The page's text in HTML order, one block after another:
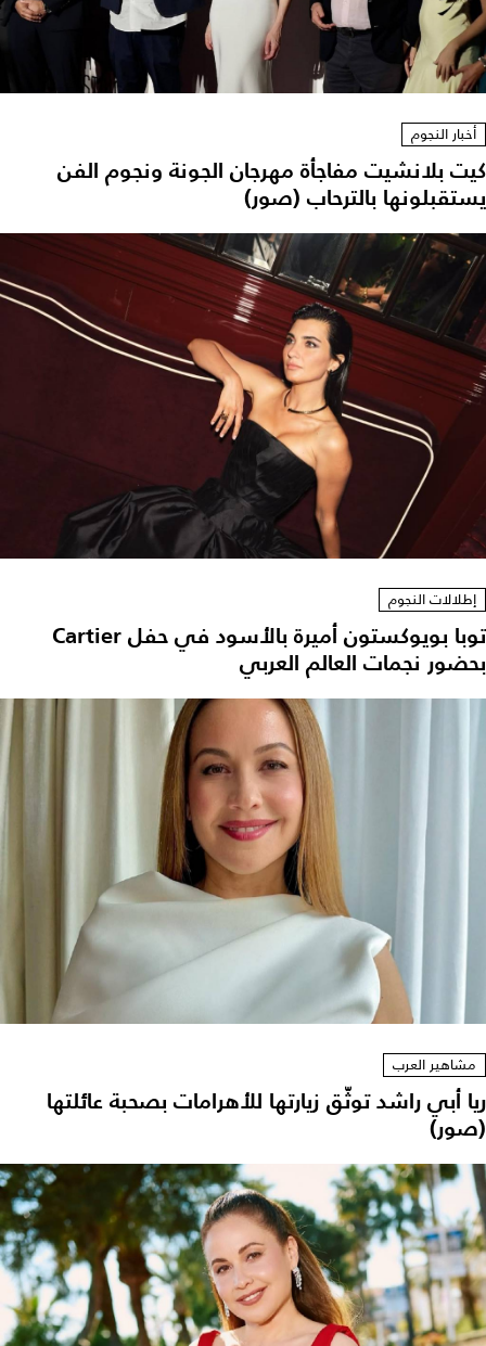
أخبار النجوم
كيت بلانشيت مفاجأة مهرجان الجونة ونجوم الفن
يستقبلونها بالترحاب (صور)
إطلالات النجوم
توبا بويوكستون أميرة بالأسود في حفل Cartier
بحضور نجمات العالم العربي
مشاهير العرب
ريا أبي راشد توثّق زيارتها للأهرامات بصحبة عائلتها
(صور)